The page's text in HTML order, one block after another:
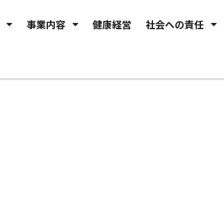
事業内容 健康経営 社会への責任